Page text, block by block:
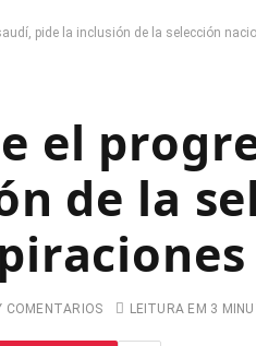
pide la inclusión de la selección
el
de la
COMENTARIOS LEITURA EM 3